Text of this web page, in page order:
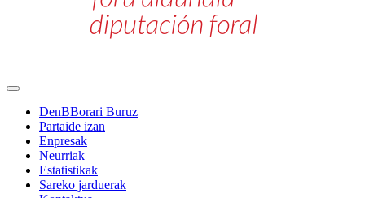
Main
Navigation
DenBBorari Buruz
Partaide izan
Enpresak
Neurriak
Estatistikak
Sareko jarduerak